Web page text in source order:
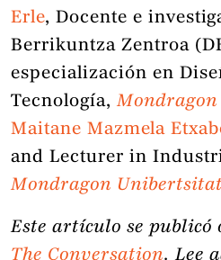
Erle, Docente e
Berrikuntza Zentroa
especialización en
Tecnología,
Maitane Mazmela
and Lecturer in
Mondragon
Este artículo se publicó
The Conversation. Lee